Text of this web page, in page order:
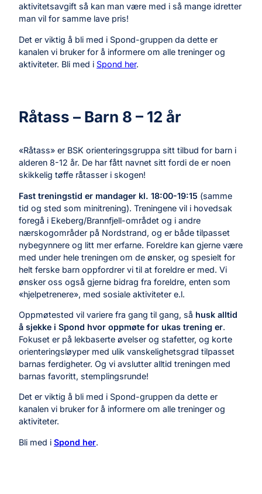
aktivitetsavgift så kan man være med i så mange idretter
man vil for samme lave pris!
Det er viktig å bli med i Spond-gruppen da dette er
kanalen vi bruker for å informere om alle treninger og
aktiviteter. Bli med i Spond her.
Råtass – Barn 8 – 12 år
«Råtass» er BSK orienteringsgruppa sitt tilbud for barn i
alderen 8-12 år. De har fått navnet sitt fordi de er noen
skikkelig tøffe råtasser i skogen!
Fast treningstid er mandager kl. 18:00-19:15 (samme
tid og sted som minitrening). Treningene vil i hovedsak
foregå i Ekeberg/Brannfjell-området og i andre
nærskogområder på Nordstrand, og er både tilpasset
nybegynnere og litt mer erfarne. Foreldre kan gjerne være
med under hele treningen om de ønsker, og spesielt for
helt ferske barn oppfordrer vi til at foreldre er med. Vi
ønsker oss også gjerne bidrag fra foreldre, enten som
«hjelpetrenere», med sosiale aktiviteter e.l.
Oppmøtested vil variere fra gang til gang, så husk alltid
å sjekke i Spond hvor oppmøte for ukas trening er.
Fokuset er på lekbaserte øvelser og stafetter, og korte
orienteringsløyper med ulik vanskelighetsgrad tilpasset
barnas ferdigheter. Og vi avslutter alltid treningen med
barnas favoritt, stemplingsrunde!
Det er viktig å bli med i Spond-gruppen da dette er
kanalen vi bruker for å informere om alle treninger og
aktiviteter.
Bli med i Spond her.